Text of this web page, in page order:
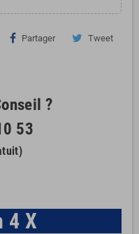
Partager Tweet
?
53
4 X